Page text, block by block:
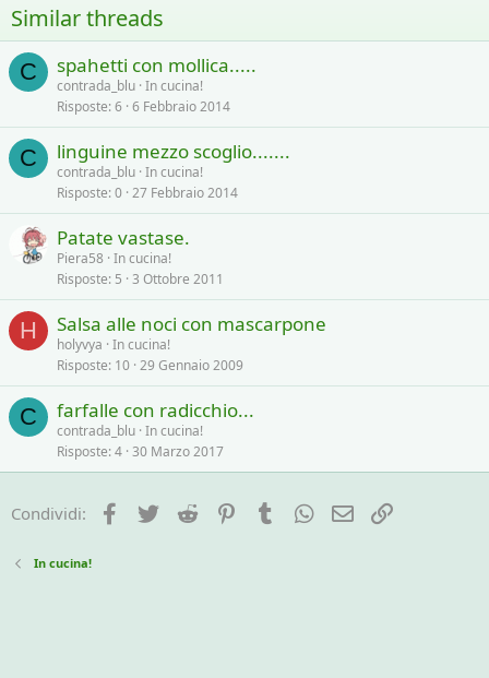
Similar threads
C spahetti con mollica.....
contrada_blu In cucina!
Risposte 6 6 Febbraio 2014
C linguine mezzo scoglio.......
contrada_blu In cucina!
Risposte 0 27 Febbraio 2014
Patate vastase.
Piera58 In cucina!
Risposte 5 3 Ottobre 2011
H Salsa alle noci con mascarpone
holyvya In cucina!
Risposte 10 29 Gennaio 2009
C farfalle con radicchio...
contrada_blu In cucina!
Risposte 4 30 Marzo 2017
Condividi: Facebook
Twitter Reddit PinterestTumblrWhatsApp
e-mail
In cucina!